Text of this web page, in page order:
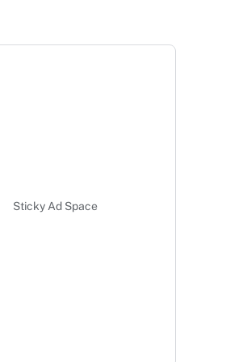
Sticky Ad Space